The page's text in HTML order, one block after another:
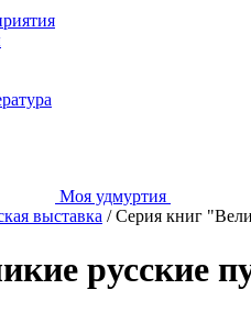
Моя удмуртия
выставка /Серия книг
русские